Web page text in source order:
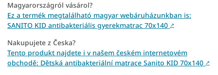
Magyarországról vásárol?
Ez a termék megtalálható magyar webáruházunkban is:
SANITO KID antibakteriális gyerekmatrac 70x140 ↗
Nakupujete z Česka?
Tento produkt najdete i v našem českém internetovém
obchodě: Dětská antibakteriální matrace Sanito KID 70x140 ↗